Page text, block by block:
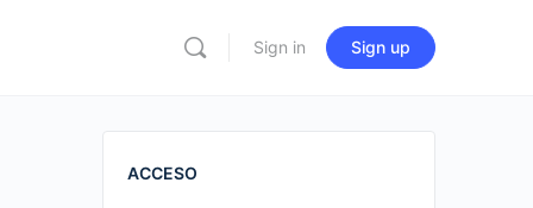
Sign in Sign up
ACCESO